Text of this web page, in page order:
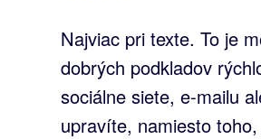
Najviac pri texte. To je
dobrých podkladov
sociálne siete, e-mailu
upravíte, namiesto